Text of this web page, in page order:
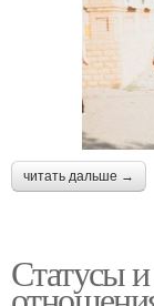
читать дальше →
Статусы